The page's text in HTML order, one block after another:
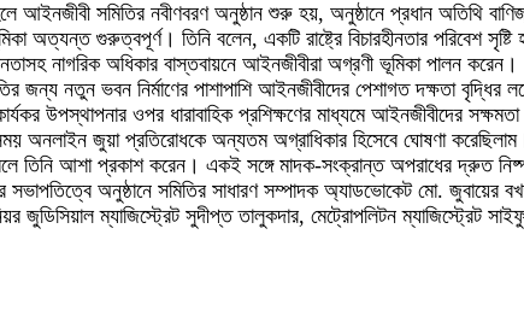
আইনজীবী সমিতির নবীণবরণ অনুষ্ঠান শুরু হয়, অনুষ্ঠানে প্রধান অতিথি
অত্যন্ত গুরুত্বপূর্ণ। তিনি বলেন, একটি রাষ্ট্রে বিচারহীনতার পরিবেশ
নাগরিক অধিকার বাস্তবায়নে আইনজীবীরা অগ্রণী ভূমিকা পালন করেন।
জন্য নতুন ভবন নির্মাণের পাশাপাশি আইনজীবীদের পেশাগত দক্ষতা
উপস্থাপনার ওপর ধারাবাহিক প্রশিক্ষণের মাধ্যমে আইনজীবীদের
সময় অনলাইন জুয়া প্রতিরোধকে অন্যতম অগ্রাধিকার হিসেবে ঘোষণা
তিনি আশা প্রকাশ করেন। একই সঙ্গে মাদক-সংক্রান্ত অপরাধের দ্রুত
অনুষ্ঠানে সমিতির সাধারণ সম্পাদক অ্যাডভোকেট মো.
জুডিসিয়াল ম্যাজিস্ট্রেট সুদীপ্ত তালুকদার, মেট্রোপলিটন ম্যাজিস্ট্রেট